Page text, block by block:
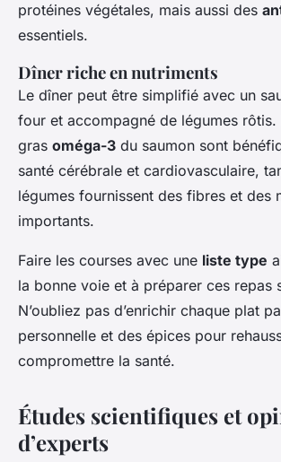
protéines végétales, mais aussi des
essentiels.
Dîner riche en nutriments
Le dîner peut être simplifié avec un
four et accompagné de légumes rôtis.
gras oméga-3 du saumon sont
santé cérébrale et cardiovasculaire,
légumes fournissent des fibres et des
importants.
Faire les courses avec une liste type
la bonne voie et à préparer ces repas
N’oubliez pas d’enrichir chaque plat
personnelle et des épices pour
compromettre la santé.
Études scientifiques et
d’experts